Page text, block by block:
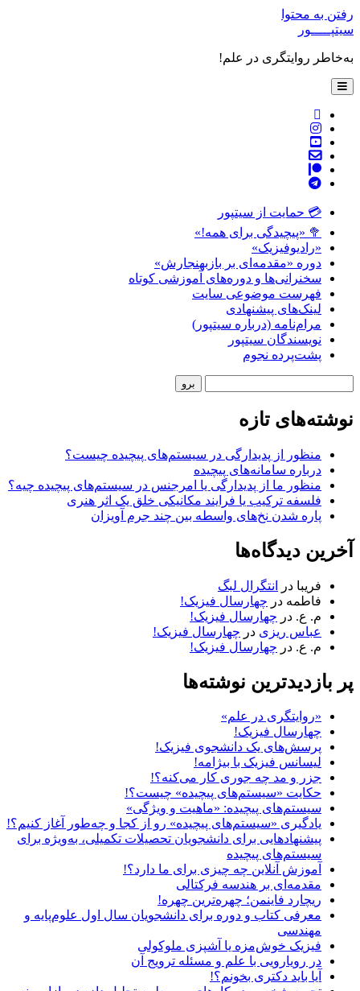
رفتن به محتوا
سیتپـــــور
به‌خاطر روایتگری در علم!
باز
کردن
فهرست
instagram
youtube
پست
telegram
💳 حمایت از سیتپور
🥦 «پیچیدگی برای همه!»
«رادیوفیزیک»
دوره «مقدمه‌ای بر بازبهنجارش»
سخنرانی‌ها و دوره‌های آموزشی کوتاه
فهرست موضوعی سایت
لینک‌های پیشنهادی
مرام‌نامه (درباره سیتپور)
نویسندگان سیتپور
پشت‌پرده نجوم
نوشته‌های تازه
منظور از پدیدارگی در سیستم‌های پیچیده چیست؟
درباره سامانه‌های پیچیده
منظور ما از پدیدارگی یا امرجنس در سیستم‌های پیچیده چیه؟
فلسفه ترکیب یا فرایند مکانیکی خلق یک اثر هنری
پاره شدن نخ‌های واسطه بین چند جرم آویزان
آخرین دیدگاه‌ها
فریبا در
انتگرال لبگ
فاطمه در چهارسال فیزیک!
م. ع. در چهارسال فیزیک!
عباس ریزی در چهارسال فیزیک!
م. ع. در چهارسال فیزیک!
پر بازدیدترین نوشته‌ها
«روایتگری در علم»
چهارسال فیزیک!
پرسش‌های یک دانشجوی فیزیک!
لیسانس فیزیک با بیژامه!
جزر و مد چه جوری کار می‌کنه؟!
حکایت «سیستم‌های پیچیده» چیست؟!
سیستم‌های پیچیده: «ماهیت و ویژگی‌»
یادگیری «سیستم‌های پیچیده» رو از کجا و چه‌طور آغاز کنیم؟!
پیشنهادهایی برای دانشجویان تحصیلات تکمیلی، به‌ویژه برای
سیستم‌های پیچیده
آموزش آنلاین چه چیزی برای ما دارد؟!
مقدمه‌ای بر هندسه فرکتالی
ریچارد فاینمن؛ چهره‌ترین چهره!
معرفی کتاب و دوره برای دانشجویان سال اول علوم‌پایه و
مهندسی
فیزیک خوش‌مزه یا آشپزی ملوکولی
در رویارویی با علم و مسئله ترویج آن
آیا باید دکتری بخونم؟!